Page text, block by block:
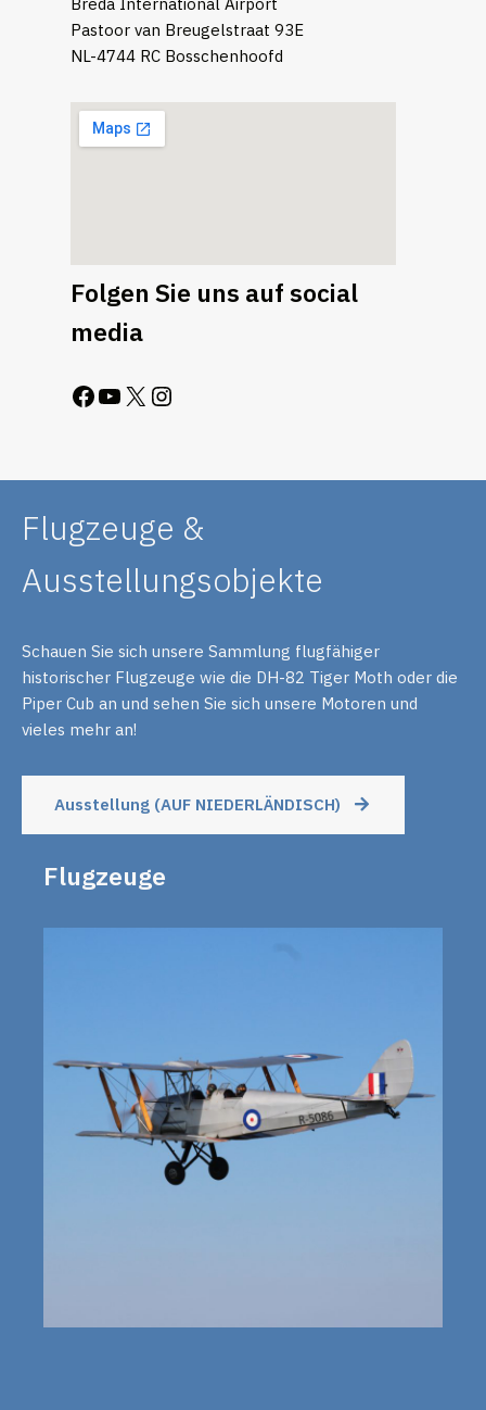
Pastoor van Breugelstraat 93E
NL-4744 RC Bosschenhoofd
Folgen Sie uns auf social
media
Flugzeuge &
Ausstellungsobjekte
Schauen Sie sich unsere Sammlung flugfähiger
historischer Flugzeuge wie die DH-82 Tiger Moth oder die
Piper Cub an und sehen Sie sich unsere Motoren und
vieles mehr an!
Ausstellung (AUF NIEDERLÄNDISCH)
Flugzeuge